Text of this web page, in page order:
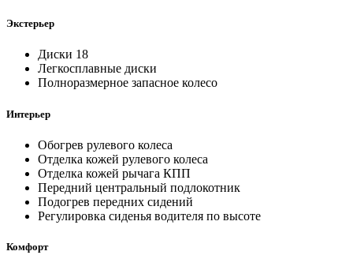
Экстерьер
Диски 18
Легкосплавные диски
Полноразмерное запасное колесо
Интерьер
Обогрев рулевого колеса
Отделка кожей рулевого колеса
Отделка кожей рычага КПП
Передний центральный подлокотник
Подогрев передних сидений
Регулировка сиденья водителя по высоте
Комфорт